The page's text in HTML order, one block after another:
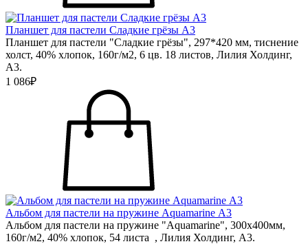
Планшет для пастели Сладкие грёзы А3
Планшет для пастели "Сладкие грёзы", 297*420 мм, тиснение
холст, 40% хлопок, 160г/м2, 6 цв. 18 листов, Лилия Холдинг,
А3.
1 086₽
Альбом для пастели на пружине Aquamarine А3
Альбом для пастели на пружине "Aquamarine", 300х400мм,
160г/м2, 40% хлопок, 54 листа , Лилия Холдинг, А3.